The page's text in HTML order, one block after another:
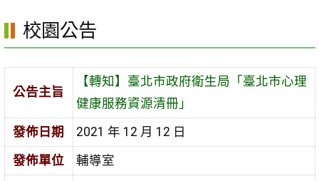
校園公告
公告主旨
【轉知】臺北市政府衛生局「臺北市心理
健康服務資源清冊」
發佈日期
2021 年 12 月 12 日
發佈單位
輔導室